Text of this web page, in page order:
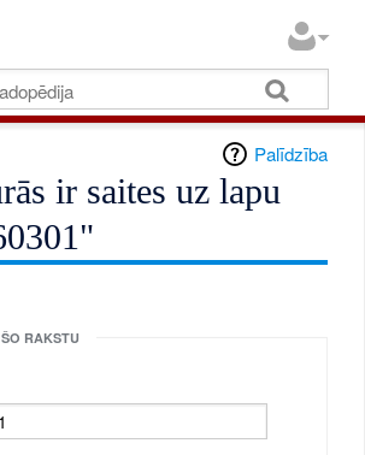
Palīdzība
ir saites uz lapu
RAKSTU